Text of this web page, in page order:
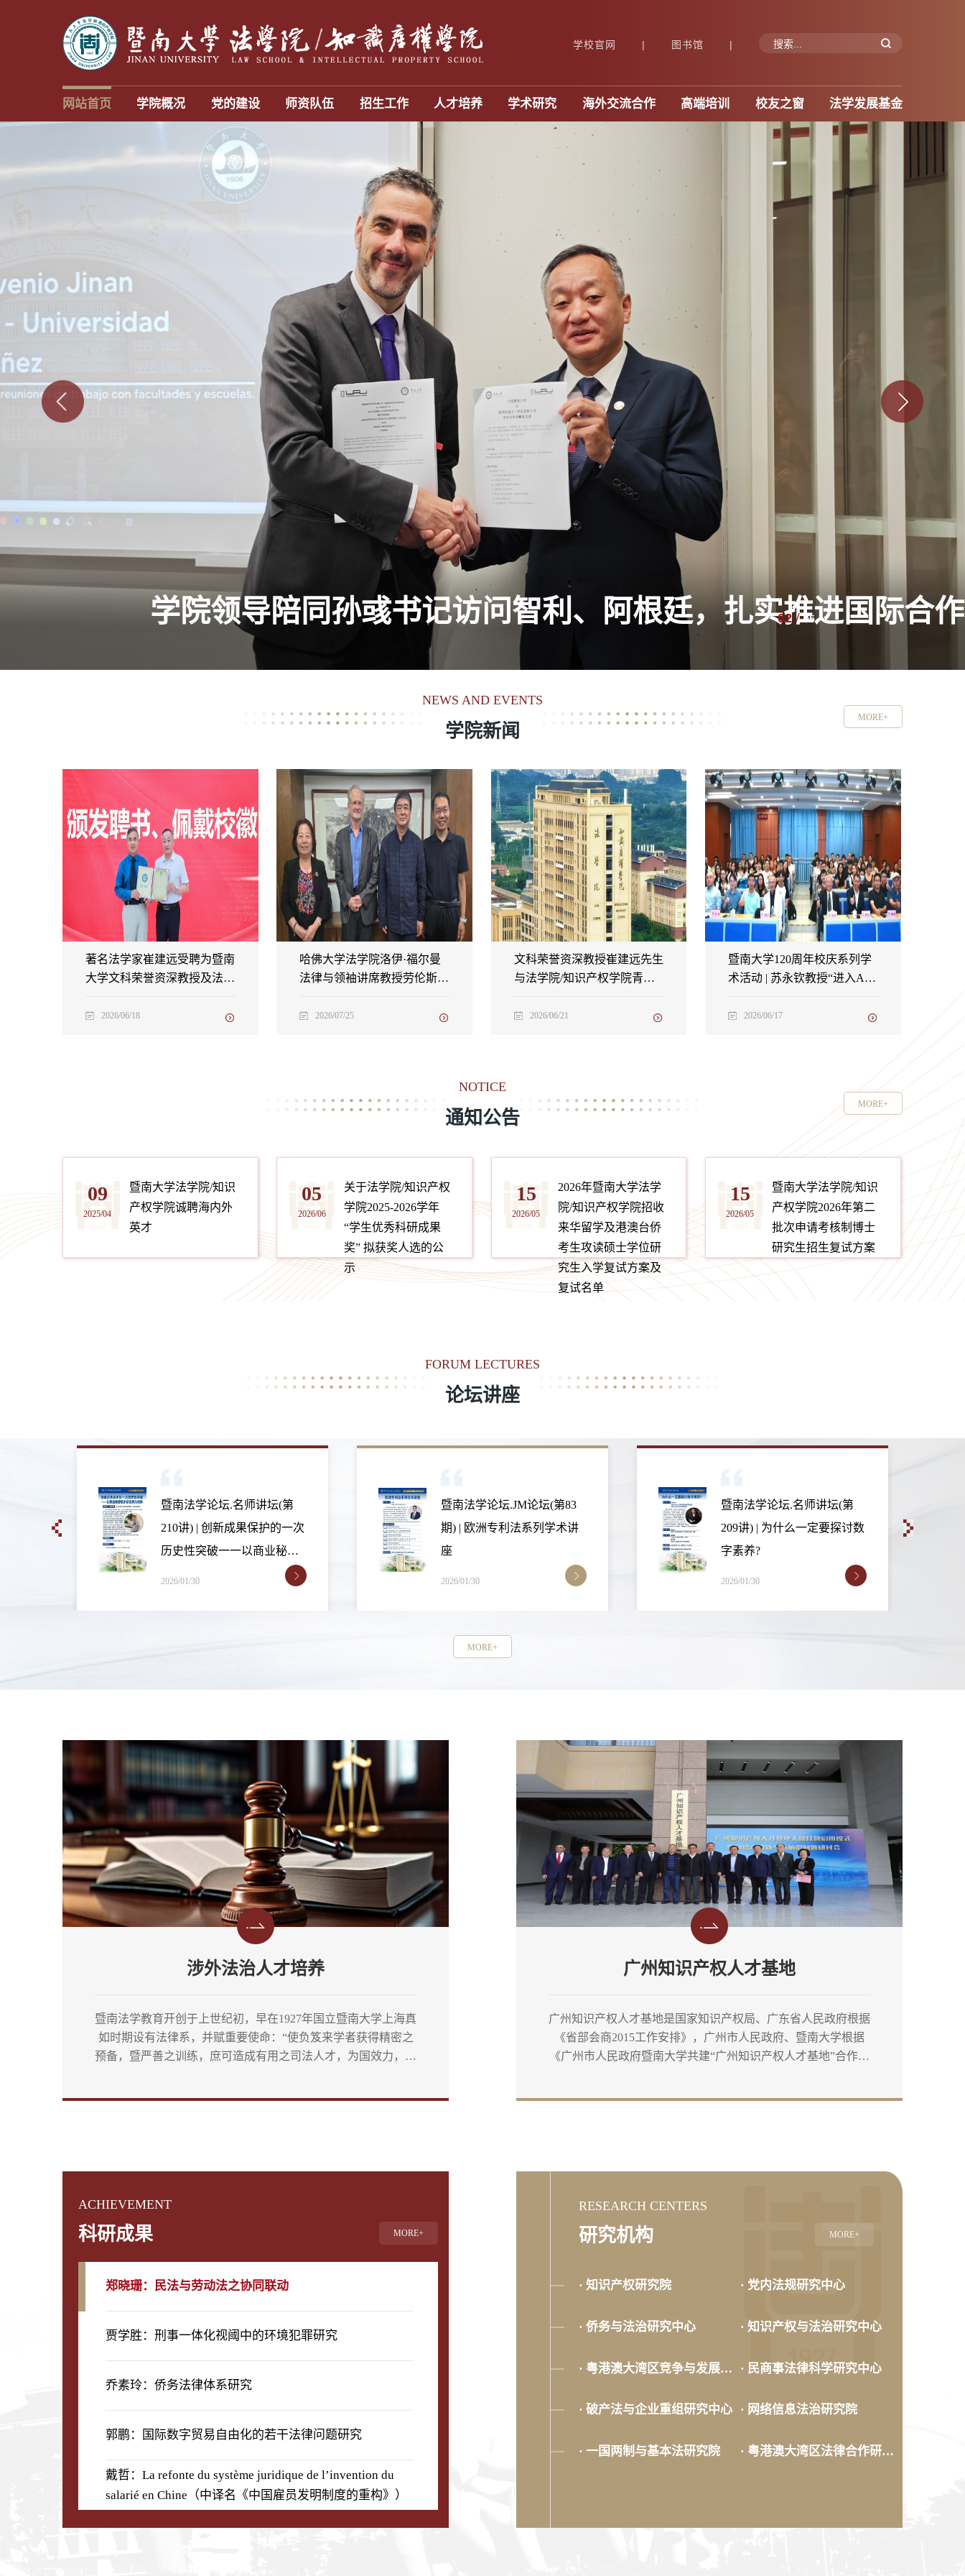
|
图书馆
|
学校官网
网站首页 学院概况 党的建设 师资队伍 招生工作 人才培养 学术研究 海外交流合作 高端培训 校友之窗 法学发展基金
学院领导陪同孙彧书记访问智利、阿根廷，扎实推进国际合作
02 / 05
NEWS AND EVENTS
学院新闻
MORE+
著名法学家崔建远受聘为暨南
大学文科荣誉资深教授及法学
2026/06/18
哈佛大学法学院洛伊·福尔曼
法律与领袖讲席教授劳伦斯·
校开展系列活动
2026/07/25
文科荣誉资深教授崔建远先生
与法学院/知识产权学院青年
2026/06/21
暨南大学120周年校庆系列学
术活动 | 苏永钦教授“进入AI
2026/06/17
NOTICE
通知公告
MORE+
09
2025/04
暨南大学法学院/知识
产权学院诚聘海内外
英才
05
2026/06
关于法学院/知识产权
学院2025-2026学年
“学生优秀科研成果
奖” 拟获奖人选的公
示
15
2026/05
2026年暨南大学法学
院/知识产权学院招收
来华留学及港澳台侨
考生攻读硕士学位研
究生入学复试方案及
复试名单
15
2026/05
暨南大学法学院/知识
产权学院2026年第二
批次申请考核制博士
研究生招生复试方案
FORUM LECTURES
论坛讲座
暨南法学论坛.JM论坛(第83
期) | 欧洲专利法系列学术讲
座
2026/01/30
暨南法学论坛.名师讲坛(第
209讲) | 为什么一定要探讨数
字素养?
2026/01/30
暨南法学论坛.名师讲坛(第
208讲) | 版权与创意产业系列
讲座
2026/01/30
MORE+
涉外法治人才培养
暨南法学教育开创于上世纪初，早在1927年国立暨南大学上海真
如时期设有法律系，并赋重要使命：“使负笈来学者获得精密之
预备，暨严善之训练，庶可造成有用之司法人才，为国效力，为
广州知识产权人才基地
广州知识产权人才基地是国家知识产权局、广东省人民政府根据
《省部会商2015工作安排》，广州市人民政府、暨南大学根据
《广州市人民政府暨南大学共建“广州知识产权人才基地”合作协
ACHIEVEMENT
科研成果 MORE+
郑晓珊：民法与劳动法之协同联动
贾学胜：刑事一体化视阈中的环境犯罪研究
乔素玲：侨务法律体系研究
郭鹏：国际数字贸易自由化的若干法律问题研究
戴哲：La refonte du système juridique de l’invention du
salarié en Chine（中译名《中国雇员发明制度的重构》）
RESEARCH CENTERS
研究机构 MORE+
· 知识产权研究院 · 党内法规研究中心
· 侨务与法治研究中心 · 知识产权与法治研究中心
· 粤港澳大湾区竞争与发展研究院 · 民商事法律科学研究中心
· 破产法与企业重组研究中心 · 网络信息法治研究院
· 一国两制与基本法研究院 · 粤港澳大湾区法律合作研究院